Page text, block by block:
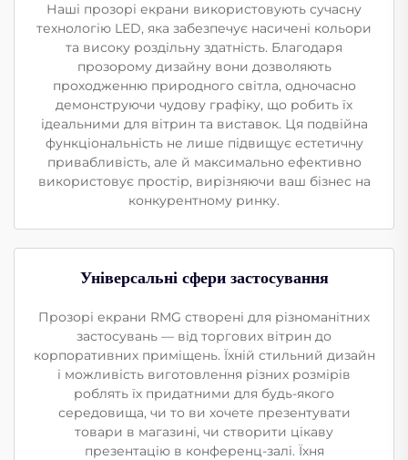
Наші прозорі екрани використовують сучасну
технологію LED, яка забезпечує насичені кольори
та високу роздільну здатність. Благодаря
прозорому дизайну вони дозволяють
проходженню природного світла, одночасно
демонструючи чудову графіку, що робить їх
ідеальними для вітрин та виставок. Ця подвійна
функціональність не лише підвищує естетичну
привабливість, але й максимально ефективно
використовує простір, вирізняючи ваш бізнес на
конкурентному ринку.
Універсальні сфери застосування
Прозорі екрани RMG створені для різноманітних
застосувань — від торгових вітрин до
корпоративних приміщень. Їхній стильний дизайн
і можливість виготовлення різних розмірів
роблять їх придатними для будь-якого
середовища, чи то ви хочете презентувати
товари в магазині, чи створити цікаву
презентацію в конференц-залі. Їхня